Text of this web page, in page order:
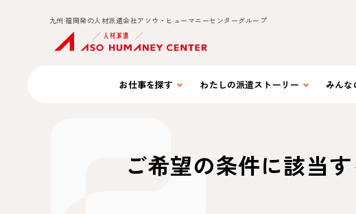
九州 福岡発の人材派遣会社アソウ・ヒューマニーセンターグループ
お仕事を探す わたしの派遣ストーリー みんな
ご希望の条件に該当